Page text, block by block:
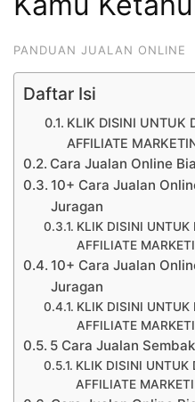
PANDUAN JUALAN ONLINE
Daftar Isi
KLIK DISINI UNTUK
AFFILIATE
Cara Jualan Online
10+ Cara Jualan
Juragan
KLIK DISINI UNTUK
AFFILIATE
10+ Cara Jualan
Juragan
KLIK DISINI UNTUK
AFFILIATE
5 Cara Jualan
KLIK DISINI UNTUK
AFFILIATE